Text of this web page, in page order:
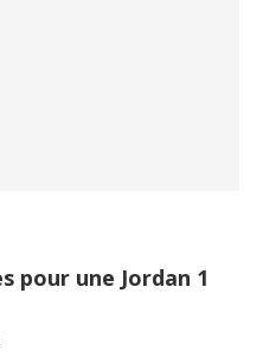
pour une Jordan 1